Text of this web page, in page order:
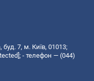
7, м. Київ, 01013;
; - телефон — (044)